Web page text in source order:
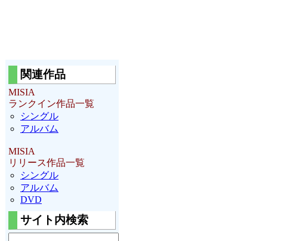
関連作品
MISIA
ランクイン作品一覧
シングル
アルバム
MISIA
リリース作品一覧
シングル
アルバム
DVD
サイト内検索